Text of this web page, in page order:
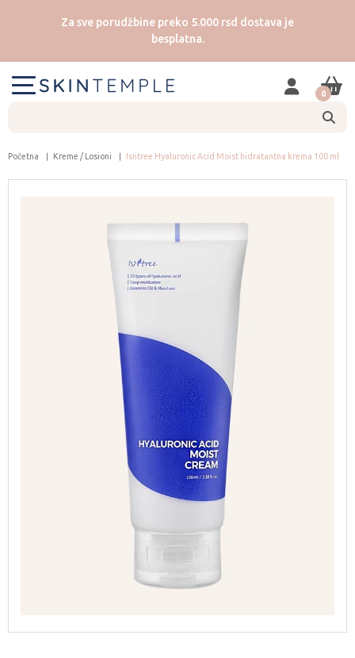
Za sve porudžbine preko 5.000 rsd dostava je
besplatna.
0
Početna Kreme / Losioni Isntree Hyaluronic Acid Moist hidratantna krema 100 ml